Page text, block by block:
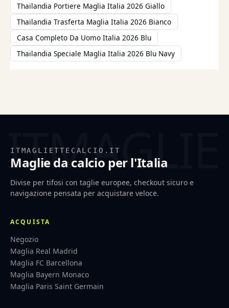
Thailandia Portiere Maglia Italia 2026 Giallo
Thailandia Trasferta Maglia Italia 2026 Bianco
Casa Completo Da Uomo Italia 2026 Blu
Thailandia Speciale Maglia Italia 2026 Blu Navy
ITMAGLIETTECALCIO.IT
Maglie da calcio per l'Italia
Divise per tifosi con taglie europee, checkout sicuro e
navigazione pensata per acquistare veloce.
ACQUISTA
Negozio
Maglia Real Madrid
Maglia FC Barcellona
Maglia Bayern Monaco
Maglia Paris Saint Germain